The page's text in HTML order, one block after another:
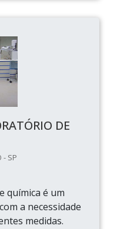
DE
- SP
química é um
a necessidade
medidas.